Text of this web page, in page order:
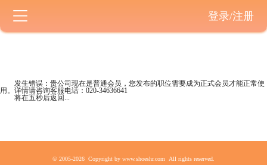
登录/注册
发生错误：贵公司现在是普通会员 ，您发布的职位需要成为正式会员才能正常使
用。详情请咨询客服电话： 020-34636641
将在五秒后返回...
© 2005-2026 Copyright by www.shoeshr.com All rights reserved.